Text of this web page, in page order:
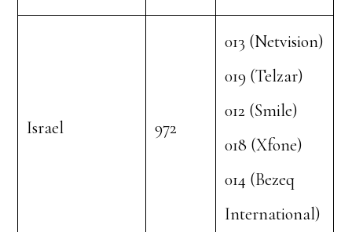
Israel 972
013 (Netvision)
019 (Telzar)
012 (Smile)
018 (Xfone)
014 (Bezeq
International)